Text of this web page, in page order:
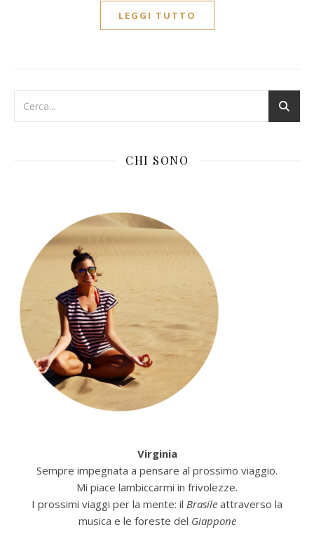
LEGGI TUTTO
CHI SONO
Virginia
Sempre impegnata a pensare al prossimo viaggio.
Mi piace lambiccarmi in frivolezze.
I prossimi viaggi per la mente: il Brasile attraverso la
musica e le foreste del Giappone